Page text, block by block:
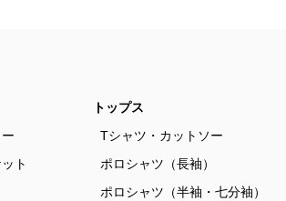
ト
トップス
Tシャツ・カットソー
ポロシャツ（長袖）
ポロシャツ（半袖・七分袖）